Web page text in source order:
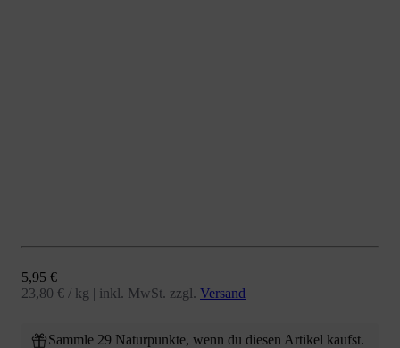
Angebot
5,95 €
23,80 € / kg | inkl. MwSt. zzgl. Versand
Sammle 29 Naturpunkte, wenn du diesen Artikel kaufst.